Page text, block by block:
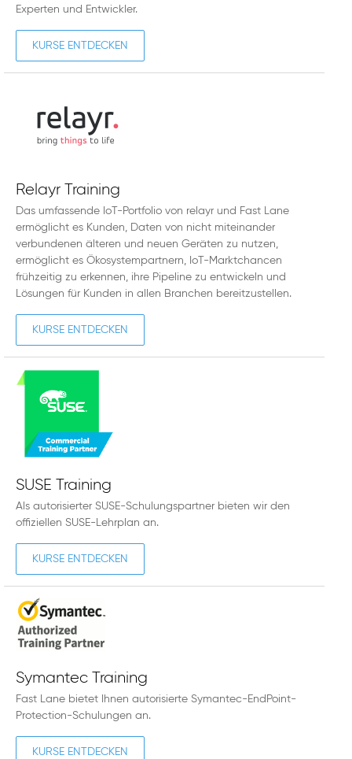
Experten und Entwickler.
KURSE ENTDECKEN
Relayr Training
Das umfassende IoT-Portfolio von relayr und Fast Lane
ermöglicht es Kunden, Daten von nicht miteinander
verbundenen älteren und neuen Geräten zu nutzen,
ermöglicht es Ökosystempartnern, IoT-Marktchancen
frühzeitig zu erkennen, ihre Pipeline zu entwickeln und
Lösungen für Kunden in allen Branchen bereitzustellen.
KURSE ENTDECKEN
SUSE Training
Als autorisierter SUSE-Schulungspartner bieten wir den
offiziellen SUSE-Lehrplan an.
KURSE ENTDECKEN
Symantec Training
Fast Lane bietet Ihnen autorisierte Symantec-EndPoint-
Protection-Schulungen an.
KURSE ENTDECKEN